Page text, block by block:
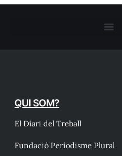
QUI SOM?
El Diari del Treball
Fundació Periodisme Plural